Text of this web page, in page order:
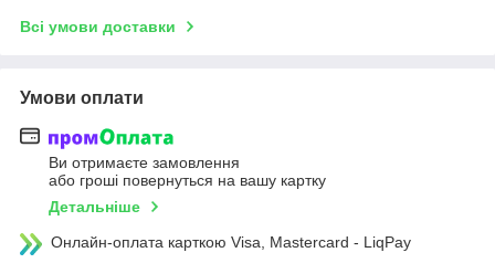
Всі умови доставки
Умови оплати
Ви отримаєте замовлення
або гроші повернуться на вашу картку
Детальніше
Онлайн-оплата карткою Visa, Mastercard - LiqPay